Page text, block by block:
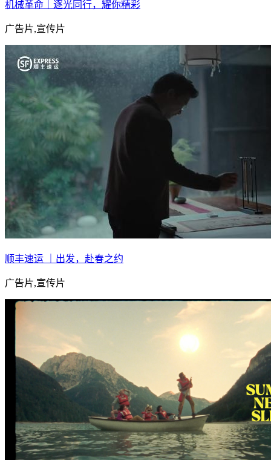
机械革命｜逐光同行，耀你精彩
广告片,宣传片
顺丰速运 ｜出发，赴春之约
广告片,宣传片